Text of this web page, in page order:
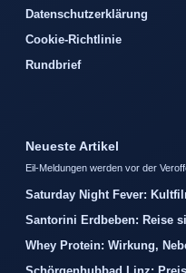
Datenschutzerklärung
Cookie-Richtlinie
Rundbrief
Neueste Artikel
Eil-Meldungen werden vor der
Saturday Night Fever:
Santorini Erdbeben: Reise
Whey Protein: Wirkung,